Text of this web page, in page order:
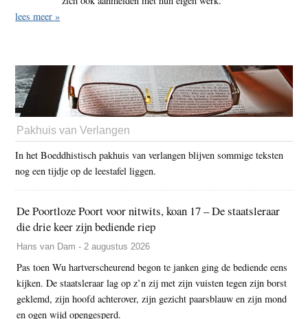
lees meer »
Pakhuis van Verlangen
In het Boeddhistisch pakhuis van verlangen blijven sommige teksten
nog een tijdje op de leestafel liggen.
De Poortloze Poort voor nitwits, koan 17 – De staatsleraar
die drie keer zijn bediende riep
Hans van Dam - 2 augustus 2026
Pas toen Wu hartverscheurend begon te janken ging de bediende eens
kijken. De staatsleraar lag op z’n zij met zijn vuisten tegen zijn borst
geklemd, zijn hoofd achterover, zijn gezicht paarsblauw en zijn mond
en ogen wijd opengesperd.